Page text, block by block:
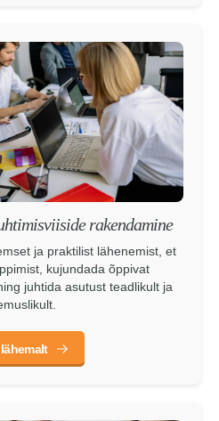
rakendamine
ja praktilist lähenemist, et
kujundada õppivat
juhtida asutust teadlikult ja